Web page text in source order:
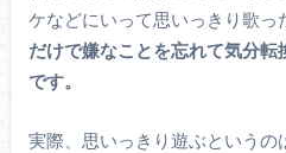
ケなどにいって思いっきり歌っ
だけで嫌なことを忘れて気分
です。
実際、思いっきり遊ぶというの